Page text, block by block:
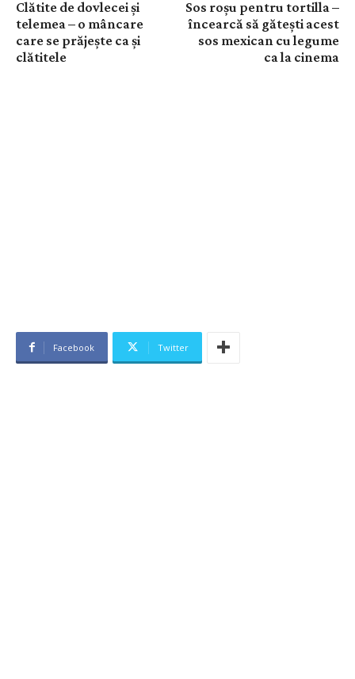
Clătite de dovlecei și
telemea – o mâncare
care se prăjește ca și
clătitele
Sos roșu pentru tortilla –
încearcă să gătești acest
sos mexican cu legume
ca la cinema
Facebook Twitter